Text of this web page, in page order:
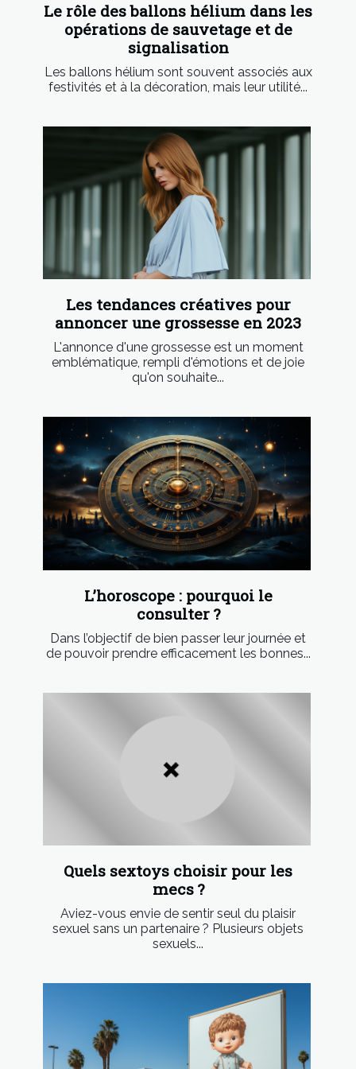
Le rôle des ballons hélium dans les
opérations de sauvetage et de
signalisation
Les ballons hélium sont souvent associés aux
festivités et à la décoration, mais leur utilité...
Les tendances créatives pour
annoncer une grossesse en 2023
L'annonce d'une grossesse est un moment
emblématique, rempli d'émotions et de joie
qu'on souhaite...
L’horoscope : pourquoi le
consulter ?
Dans l’objectif de bien passer leur journée et
de pouvoir prendre efficacement les bonnes...
Quels sextoys choisir pour les
mecs ?
Aviez-vous envie de sentir seul du plaisir
sexuel sans un partenaire ? Plusieurs objets
sexuels...